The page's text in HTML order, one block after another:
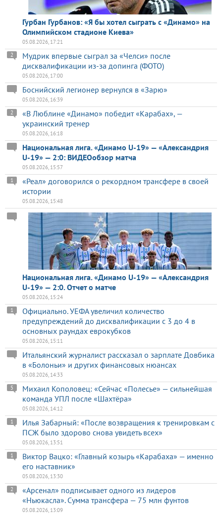
Гурбан Гурбанов: «Я бы хотел сыграть с «Динамо» на
Олимпийском стадионе Киева»
05.08.2026, 17:21
Мудрик впервые сыграл за «Челси» после
дисквалификации из-за допинга (ФОТО)
2
05.08.2026, 17:00
Боснийский легионер вернулся в «Зарю»
05.08.2026, 16:39
«В Люблине «Динамо» победит «Карабах», —
украинский тренер
2
05.08.2026, 16:18
Национальная лига. «Динамо U-19» — «Александрия
U-19» — 2:0: ВИДЕОобзор матча
05.08.2026, 15:57
«Реал» договорился о рекордном трансфере в своей
истории
1
05.08.2026, 15:48
Национальная лига. «Динамо U-19» — «Александрия
U-19» — 2:0. Отчет о матче
05.08.2026, 15:24
Официально. УЕФА увеличил количество
предупреждений до дисквалификации с 3 до 4 в
основных раундах еврокубков
1
05.08.2026, 15:11
Итальянский журналист рассказал о зарплате Довбика
в «Болоньи» и других финансовых нюансах
05.08.2026, 14:33
Михаил Кополовец: «Сейчас «Полесье» — сильнейшая
команда УПЛ после «Шахтёра»
5
05.08.2026, 14:12
Илья Забарный: «После возвращения к тренировкам с
ПСЖ было здорово снова увидеть всех»
1
05.08.2026, 13:51
Виктор Вацко: «Главный козырь «Карабаха» — именно
его наставник»
1
05.08.2026, 13:30
«Арсенал» подписывает одного из лидеров
«Ньюкасла». Сумма трансфера — 75 млн фунтов
2
05.08.2026, 13:09